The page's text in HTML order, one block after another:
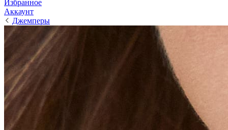
Избранное
Аккаунт
Джемперы